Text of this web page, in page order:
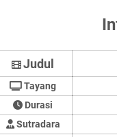
Judul
Tayang
Durasi
Sutradara